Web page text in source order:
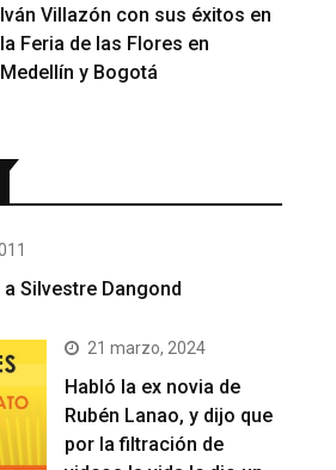
Iván Villazón con sus éxitos en
la Feria de las Flores en
Medellín y Bogotá
Silvestre Dangond
21 marzo, 2024
Habló la ex novia de
Rubén Lanao, y dijo que
por la filtración de